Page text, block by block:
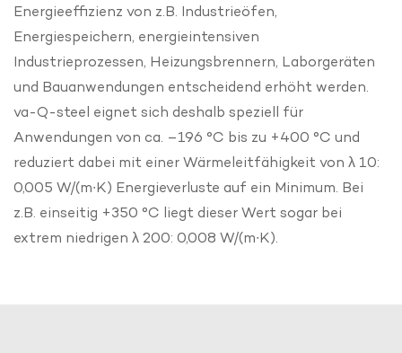
Energieeffizienz von z.B. Industrieöfen,
Energiespeichern, energieintensiven
Industrieprozessen, Heizungsbrennern, Laborgeräten
und Bauanwendungen entscheidend erhöht werden.
va-Q-steel eignet sich deshalb speziell für
Anwendungen von ca. –196 °C bis zu +400 °C und
reduziert dabei mit einer Wärmeleitfähigkeit von λ 10:
0,005 W/(m∙K) Energieverluste auf ein Minimum. Bei
z.B. einseitig +350 °C liegt dieser Wert sogar bei
extrem niedrigen λ 200: 0,008 W/(m∙K).